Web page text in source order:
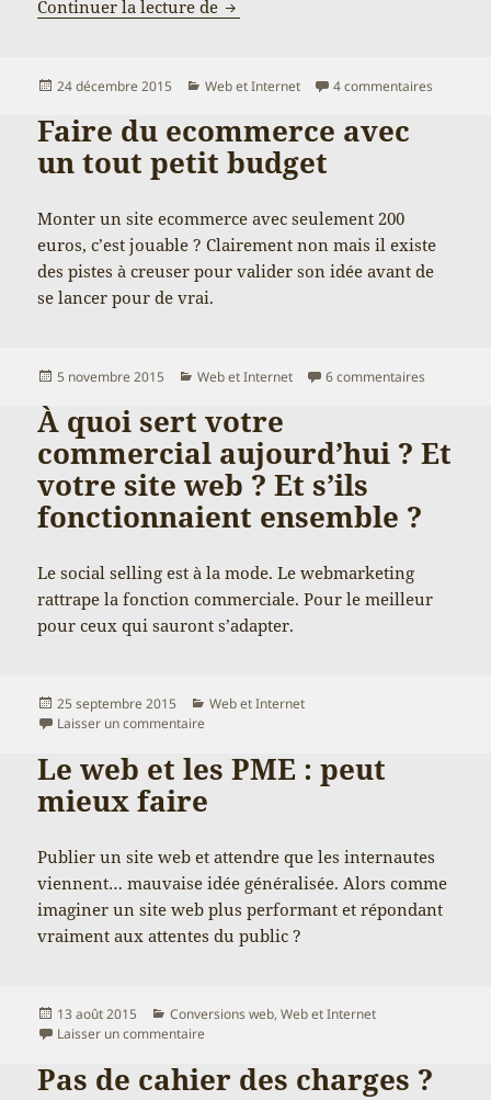
Continuer la lecture de De la difficulté de lancer un site
Publié
24 décembre 2015 Catégories
Web et Internet 4 commentaires
Faire du ecommerce avec
un tout petit budget
Monter un site ecommerce avec seulement 200
euros, c’est jouable ? Clairement non mais il existe
des pistes à creuser pour valider son idée avant de
se lancer pour de vrai.
Publié
5 novembre 2015 Catégories
Web et Internet 6 commentaires
À quoi sert votre
commercial aujourd’hui ? Et
votre site web ? Et s’ils
fonctionnaient ensemble ?
Le social selling est à la mode. Le webmarketing
rattrape la fonction commerciale. Pour le meilleur
pour ceux qui sauront s’adapter.
Publié
le
25 septembre 2015 Catégories
Web et Internet
Laisser un commentairesur À quoi sert votre commercial aujourd’hui ?
Le web et les PME : peut
mieux faire
Publier un site web et attendre que les internautes
viennent… mauvaise idée généralisée. Alors comme
imaginer un site web plus performant et répondant
vraiment aux attentes du public ?
Publié
le
13 août 2015 Catégories
Conversions web,Web et Internet
Laisser un commentairesur Le web et les PME : peut mieux faire
Pas de cahier des charges ?